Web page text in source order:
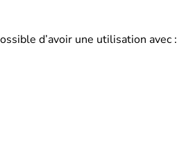
d’avoir une utilisation avec :